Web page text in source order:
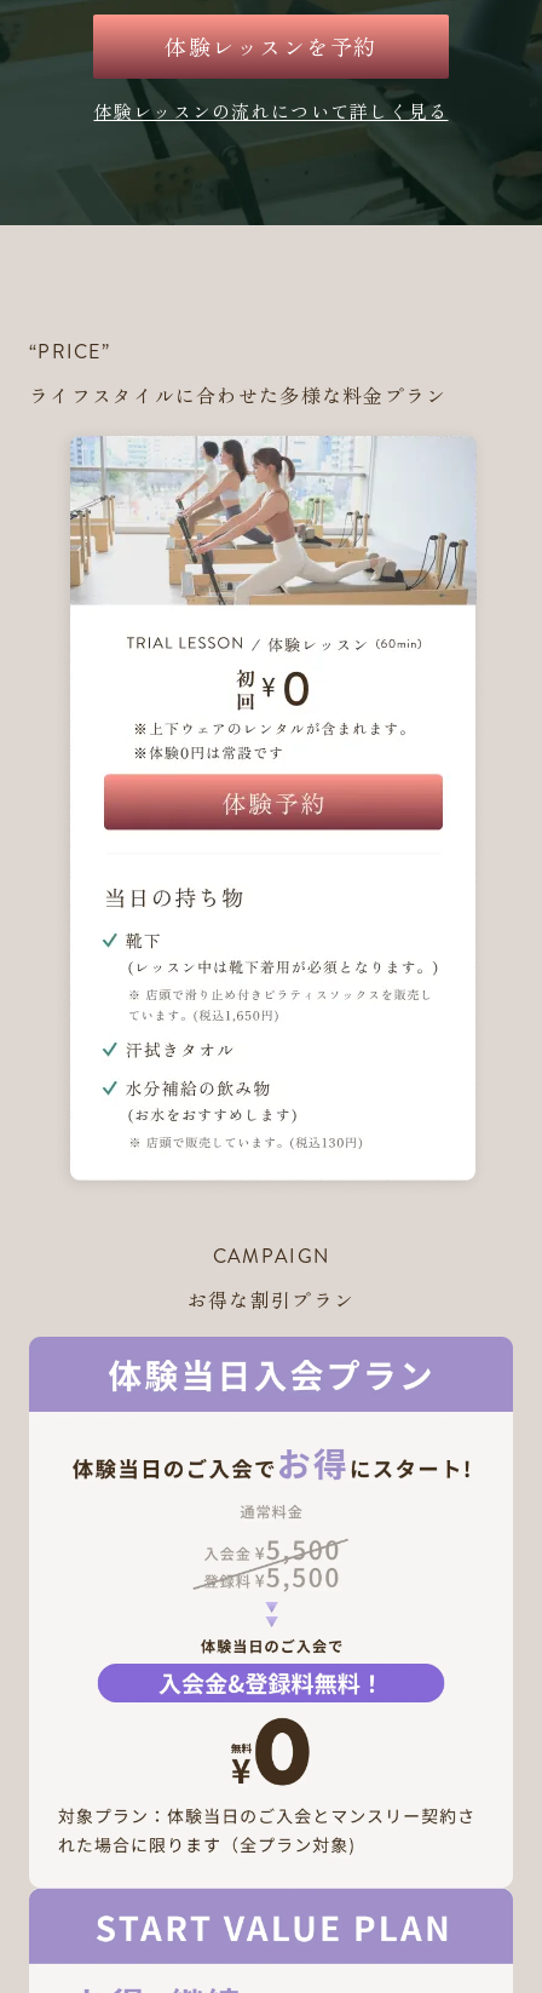
体験レッスンを予約
体験レッスンの流れについて詳しく見る
“PRICE”
ライフスタイルに合わせた多様な料金プラン
CAMPAIGN
お得な割引プラン